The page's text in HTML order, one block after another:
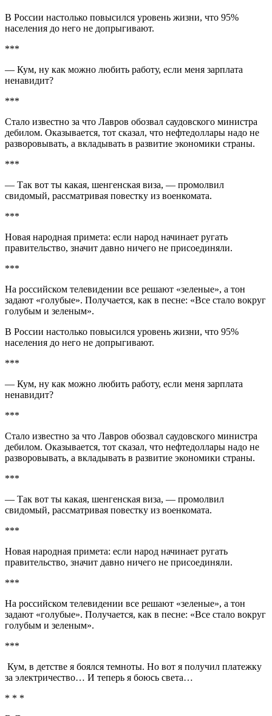
В России настолько повысился уровень жизни, что 95%
населения до него не допрыгивают.
***
— Кум, ну как можно любить работу, если меня зарплата
ненавидит?
***
Стало известно за что Лавров обозвал саудовского министра
дебилом. Оказывается, тот сказал, что нефтедоллары надо не
разворовывать, а вкладывать в развитие экономики страны.
***
— Так вот ты какая, шенгенская виза, — промолвил
свидомый, рассматривая повестку из военкомата.
***
Новая народная примета: если народ начинает ругать
правительство, значит давно ничего не присоединяли.
***
На российском телевидении все решают «зеленые», а тон
задают «голубые». Получается, как в песне: «Все стало вокруг
голубым и зеленым».
В России настолько повысился уровень жизни, что 95%
населения до него не допрыгивают.
***
— Кум, ну как можно любить работу, если меня зарплата
ненавидит?
***
Стало известно за что Лавров обозвал саудовского министра
дебилом. Оказывается, тот сказал, что нефтедоллары надо не
разворовывать, а вкладывать в развитие экономики страны.
***
— Так вот ты какая, шенгенская виза, — промолвил
свидомый, рассматривая повестку из военкомата.
***
Новая народная примета: если народ начинает ругать
правительство, значит давно ничего не присоединяли.
***
На российском телевидении все решают «зеленые», а тон
задают «голубые». Получается, как в песне: «Все стало вокруг
голубым и зеленым».
***
Кум, в детстве я боялся темноты. Но вот я получил платежку
за электричество… И теперь я боюсь света…
* * *